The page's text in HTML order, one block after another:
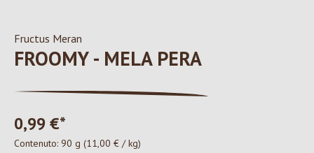
Fructus Meran
FROOMY - MELA PERA
0,99 €*
Contenuto: 90 g (11,00 € / kg)